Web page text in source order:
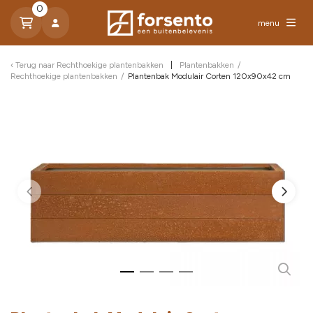
0
menu
Terug naar Rechthoekige plantenbakken Plantenbakken /
Rechthoekige plantenbakken / Plantenbak Modulair Corten 120x90x42 cm